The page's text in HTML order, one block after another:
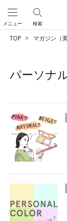
検索
メニュー
TOP マガジン（
パーソナ